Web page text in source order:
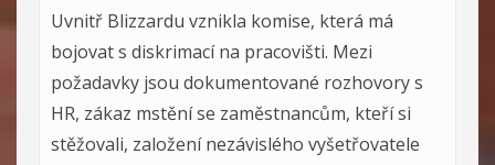
Uvnitř Blizzardu vznikla komise, která má
bojovat s diskrimací na pracovišti. Mezi
požadavky jsou dokumentované rozhovory s
HR, zákaz mstění se zaměstnancům, kteří si
stěžovali, založení nezávislého vyšetřovatele